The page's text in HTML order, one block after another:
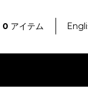
0 アイテム